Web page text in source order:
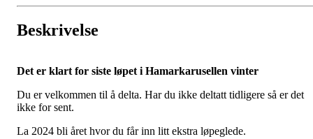
Beskrivelse
Det er klart for siste løpet i Hamarkarusellen vinter
Du er velkommen til å delta. Har du ikke deltatt tidligere så er det
ikke for sent.
La 2024 bli året hvor du får inn litt ekstra løpeglede.